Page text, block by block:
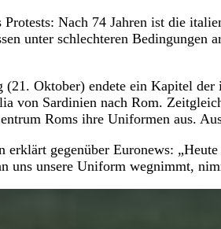
Protests: Nach 74 Jahren ist die
unter schlechteren
(21. Oktober) endete ein Kapitel
von Sardinien nach Rom.
Roms ihre Uniformen aus.
erklärt gegenüber Euronews:
uns unsere Uniform wegnimmt,